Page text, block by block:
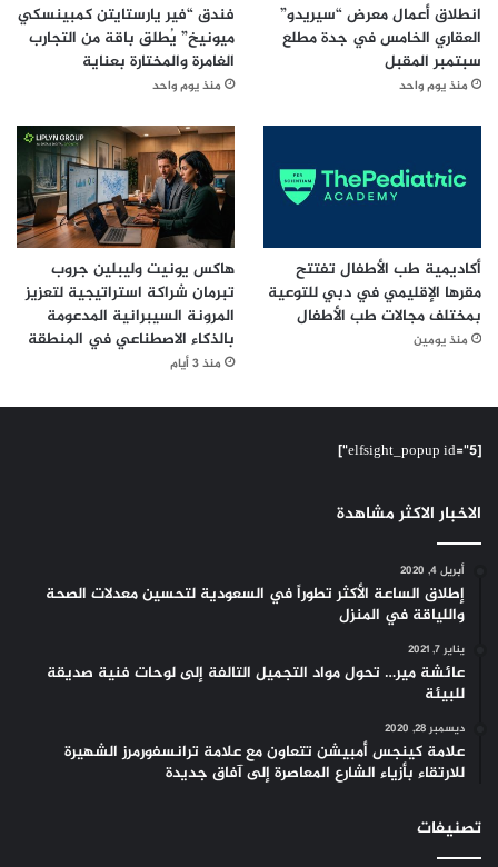
انطلاق أعمال معرض “سيريدو”
العقاري الخامس في جدة مطلع
سبتمبر المقبل
منذ يوم واحد
فندق “فير يارستايتن كمبينسكي
ميونيخ” يُطلق باقة من التجارب
الغامرة والمختارة بعناية
منذ يوم واحد
أكاديمية طب الأطفال تفتتح
مقرها الإقليمي في دبي للتوعية
بمختلف مجالات طب الأطفال
منذ يومين
هاكس يونيت وليبلين جروب
تبرمان شراكة استراتيجية لتعزيز
المرونة السيبرانية المدعومة
بالذكاء الاصطناعي في المنطقة
منذ 3 أيام
[elfsight_popup id="5"]
الاخبار الاكثر مشاهدة
أبريل 4, 2020
إطلاق الساعة الأكثر تطوراً في السعودية لتحسين معدلات الصحة
واللياقة في المنزل
يناير 7, 2021
عائشة مير… تحول مواد التجميل التالفة إلى لوحات فنية صديقة
للبيئة
ديسمبر 28, 2020
علامة كينجس أمبيشن تتعاون مع علامة ترانسفورمرز الشهيرة
للارتقاء بأزياء الشارع المعاصرة إلى آفاق جديدة
تصنيفات